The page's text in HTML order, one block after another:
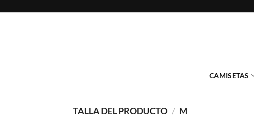
CAMISETAS
TALLA DEL PRODUCTO / M